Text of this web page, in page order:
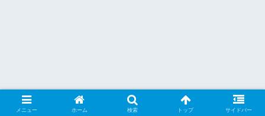
メニュー ホーム 検索 トップ サイドバー